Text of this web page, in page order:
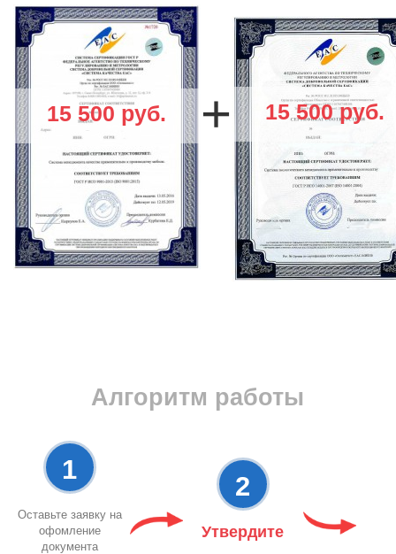
15 500 руб. + 15 500 руб.
Алгоритм работы
1
Оставьте заявку на
офомление
документа
2
Утвердите